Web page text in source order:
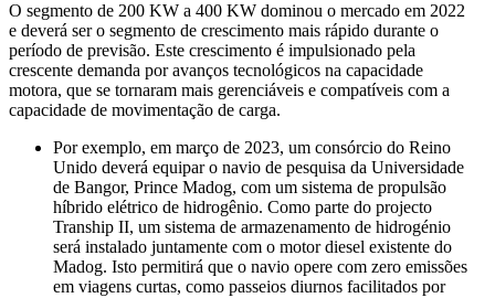
O segmento de 200 KW a 400 KW dominou o mercado em 2022
e deverá ser o segmento de crescimento mais rápido durante o
período de previsão. Este crescimento é impulsionado pela
crescente demanda por avanços tecnológicos na capacidade
motora, que se tornaram mais gerenciáveis ​​e compatíveis com a
capacidade de movimentação de carga.
Por exemplo, em março de 2023, um consórcio do Reino
Unido deverá equipar o navio de pesquisa da Universidade
de Bangor, Prince Madog, com um sistema de propulsão
híbrido elétrico de hidrogênio. Como parte do projecto
Tranship II, um sistema de armazenamento de hidrogénio
será instalado juntamente com o motor diesel existente do
Madog. Isto permitirá que o navio opere com zero emissões
em viagens curtas, como passeios diurnos facilitados por